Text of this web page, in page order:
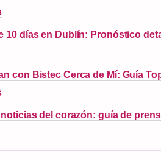
10 días en Dublín: Pronóstico
con Bistec Cerca de Mí: Guía
del corazón: guía de